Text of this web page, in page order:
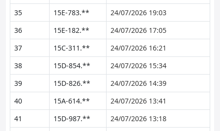
35
15E-783.**
24/07/2026 19:03
36
15E-182.**
24/07/2026 17:05
37
15C-311.**
24/07/2026 16:21
38
15D-854.**
24/07/2026 15:34
39
15D-826.**
24/07/2026 14:39
40
15A-614.**
24/07/2026 13:41
41
15D-987.**
24/07/2026 13:18